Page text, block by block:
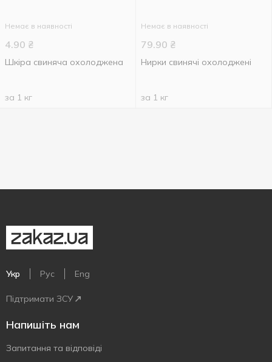
Немає в наявності
4.90 ₴
Шкіра свиняча охолоджена
за 1 кг
Немає в наявності
79.90 ₴
Нирки свинячі охолоджені
за 1 кг
Укр Рус Eng
Підтримати ЗСУ
Напишіть нам
Запитання та відповіді